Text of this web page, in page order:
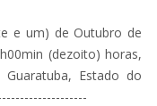
e um) de Outubro de
(dezoito) horas,
Estado do